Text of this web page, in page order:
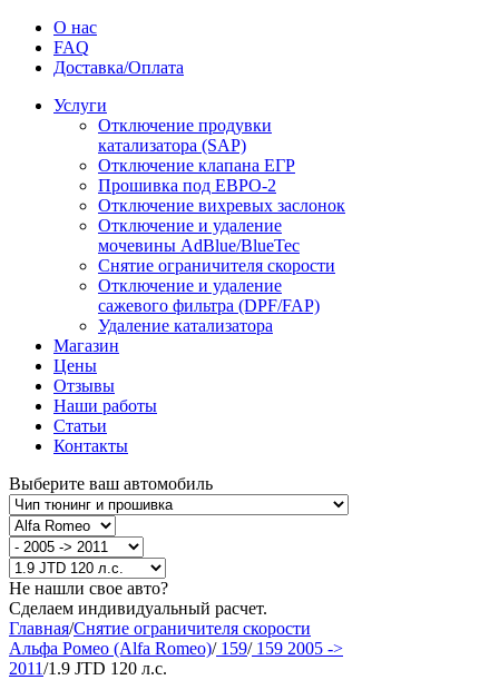
О нас
FAQ
Доставка/Оплата
Услуги
Отключение продувки
катализатора (SAP)
Отключение клапана ЕГР
Прошивка под ЕВРО-2
Отключение вихревых заслонок
Отключение и удаление
мочевины AdBlue/BlueTec
Снятие ограничителя скорости
Отключение и удаление
сажевого фильтра (DPF/FAP)
Удаление катализатора
Магазин
Цены
Отзывы
Наши работы
Статьи
Контакты
Выберите ваш автомобиль
Не нашли свое авто?
Сделаем индивидуальный расчет.
Главная/Снятие ограничителя скорости
Альфа Ромео (Alfa Romeo)/159/159 2005 ->
2011/1.9 JTD 120 л.с.